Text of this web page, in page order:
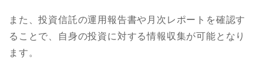
また、投資信託の運用報告書や月次レポートを確認す
ることで、自身の投資に対する情報収集が可能となり
ます。